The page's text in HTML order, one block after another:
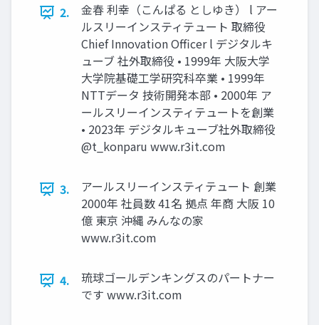
2.
金春 利幸（こんぱる としゆき） l アー
ルスリーインスティテュート 取締役
Chief Innovation Officer l デジタルキ
ューブ 社外取締役 • 1999年 大阪大学
大学院基礎工学研究科卒業 • 1999年
NTTデータ 技術開発本部 • 2000年 ア
ールスリーインスティテュートを創業
• 2023年 デジタルキューブ社外取締役
@t_konparu www.r3it.com
3.
アールスリーインスティテュート 創業
2000年 社員数 41名 拠点 年商 大阪 10
億 東京 沖縄 みんなの家
www.r3it.com
4.
琉球ゴールデンキングスのパートナー
です www.r3it.com